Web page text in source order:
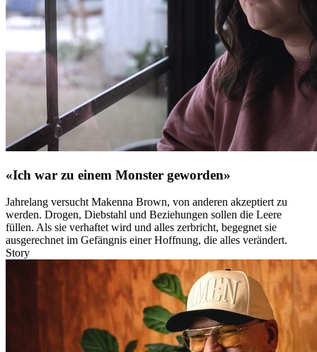
«Ich war zu einem Monster geworden»
Jahrelang versucht Makenna Brown, von anderen akzeptiert zu
werden. Drogen, Diebstahl und Beziehungen sollen die Leere
füllen. Als sie verhaftet wird und alles zerbricht, begegnet sie
ausgerechnet im Gefängnis einer Hoffnung, die alles verändert.
Story